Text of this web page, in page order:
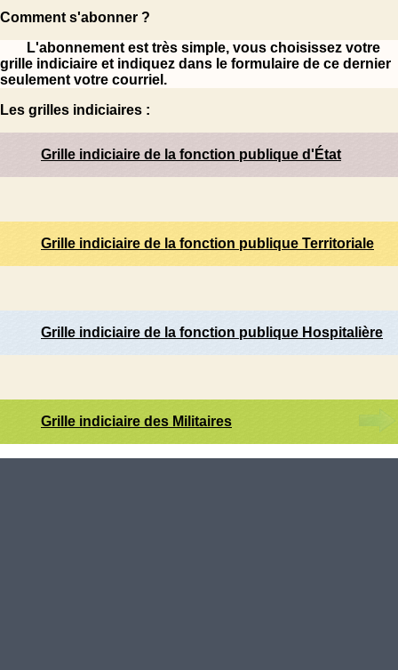
Comment s'abonner ?
L'abonnement est très simple, vous choisissez votre
grille indiciaire et indiquez dans le formulaire de ce dernier
seulement votre courriel.
Les grilles indiciaires :
Grille indiciaire de la fonction publique d'État
Grille indiciaire de la fonction publique Territoriale
Grille indiciaire de la fonction publique Hospitalière
Grille indiciaire des Militaires